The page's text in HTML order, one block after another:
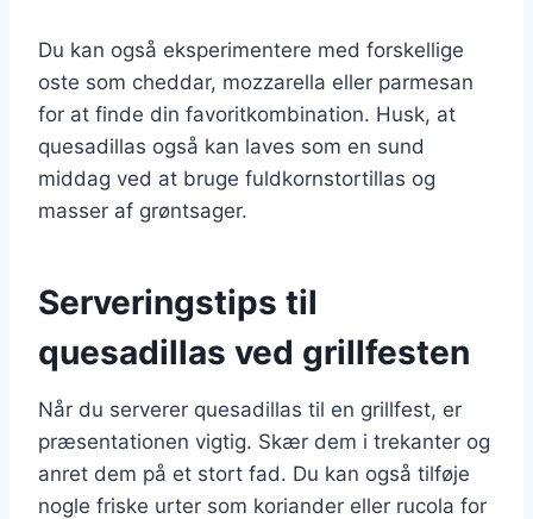
Du kan også eksperimentere med forskellige
oste som cheddar, mozzarella eller parmesan
for at finde din favoritkombination. Husk, at
quesadillas også kan laves som en sund
middag ved at bruge fuldkornstortillas og
masser af grøntsager.
Serveringstips til
quesadillas ved grillfesten
Når du serverer quesadillas til en grillfest, er
præsentationen vigtig. Skær dem i trekanter og
anret dem på et stort fad. Du kan også tilføje
nogle friske urter som koriander eller rucola for